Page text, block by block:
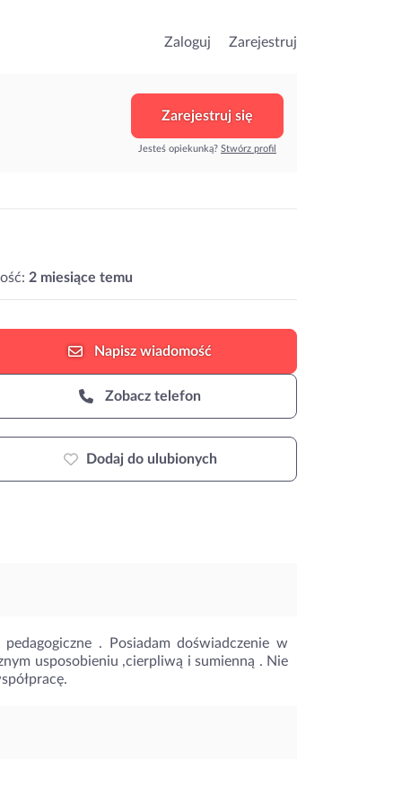
Zaloguj Zarejestruj
Zarejestruj się
Jesteś opiekunką? Stwórz profil
2 miesiące temu
Napisz wiadomość
Zobacz telefon
Dodaj do ulubionych
. Posiadam doświadczenie w
usposobieniu ,cierpliwą i sumienną . Nie